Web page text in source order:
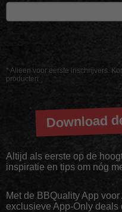
* Alleen voor eerste inschrijvers.
producten
Download
Altijd als eerste op de
inspiratie en tips om nóg
Met de BBQuality App
exclusieve App-Only deals